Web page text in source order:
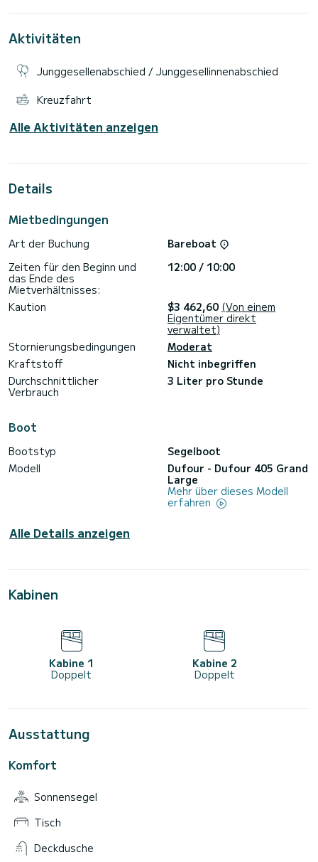
gutem Zustand. Komplette Sicherheitsausrüstung für die
Navigationselektronikausrüstung (2 GPS-Plotter, VHF-AIS-
Waschbecken, Dusche) Abnehmbares Vorstag mit
Sturmhaube Sprayhood und Sonnenmarkise Cockpitdusche
(kalt). und heiß) Sonnenkollektoren Volvo Penta Segelantrieb
55 PS Dieselmotor mit 3-Blatt-Faltpropeller Tender mit 2,5
Aktivitäten
Junggesellenabschied / Junggesellinnenabschied
Kreuzfahrt
Alle Aktivitäten anzeigen
Details
Mietbedingungen
Art der Buchung
Bareboat
Zeiten für den Beginn und
das Ende des
Mietverhältnisses:
12:00 / 10:00
Kaution $3 462,60 (Von einem
Eigentümer direkt
verwaltet)
Stornierungsbedingungen
Moderat
Kraftstoff
Nicht inbegriffen
Durchschnittlicher
Verbrauch
3 Liter pro Stunde
Boot
Bootstyp
Segelboot
Modell
Dufour - Dufour 405 Grand
Large
Mehr über dieses Modell
erfahren
Alle Details anzeigen
Kabinen
Kabine 1
Doppelt
Kabine 2
Doppelt
Ausstattung
Komfort
Sonnensegel
Tisch
Deckdusche